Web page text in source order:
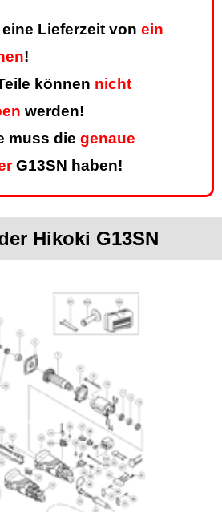
Lieferzeit von ein
!
können nicht
werden!
muss die genaue
G13SN haben!
Hikoki G13SN